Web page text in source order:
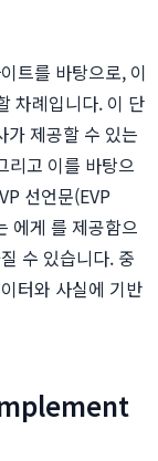
트를 바탕으로, 이
차례입니다. 이 단
가 제공할 수 있는
리고 이를 바탕으
선언문(EVP
에게 를 제공함으
수 있습니다. 중
터와 사실에 기반